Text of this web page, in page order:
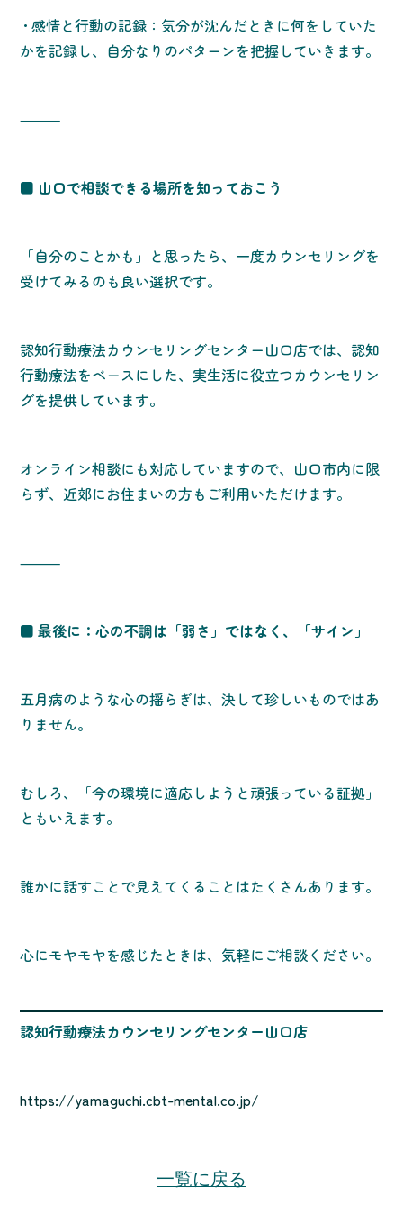
• 感情と行動の記録：気分が沈んだときに何をしていた
かを記録し、自分なりのパターンを把握していきます。
⸻
■ 山口で相談できる場所を知っておこう
「自分のことかも」と思ったら、一度カウンセリングを
受けてみるのも良い選択です。
認知行動療法カウンセリングセンター山口店では、認知
行動療法をベースにした、実生活に役立つカウンセリン
グを提供しています。
オンライン相談にも対応していますので、山口市内に限
らず、近郊にお住まいの方もご利用いただけます。
⸻
■ 最後に：心の不調は「弱さ」ではなく、「サイン」
五月病のような心の揺らぎは、決して珍しいものではあ
りません。
むしろ、「今の環境に適応しようと頑張っている証拠」
ともいえます。
誰かに話すことで見えてくることはたくさんあります。
心にモヤモヤを感じたときは、気軽にご相談ください。
認知行動療法カウンセリングセンター山口店
https://yamaguchi.cbt-mental.co.jp/
一覧に戻る